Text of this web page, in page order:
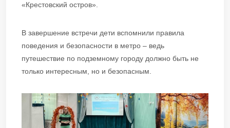
«Крестовский остров».
В завершение встречи дети вспомнили правила
поведения и безопасности в метро – ведь
путешествие по подземному городу должно быть не
только интересным, но и безопасным.